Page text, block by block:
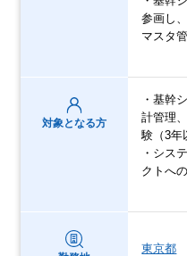
参画し
マスタ
対象となる方
・基幹
計管理
験（3年
・シス
クトへ
東京都